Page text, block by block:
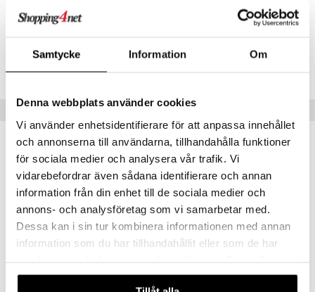
Samtycke Information Om
Denna webbplats använder cookies
Vi använder enhetsidentifierare för att anpassa innehållet
och annonserna till användarna, tillhandahålla funktioner
för sociala medier och analysera vår trafik. Vi
vidarebefordrar även sådana identifierare och annan
information från din enhet till de sociala medier och
annons- och analysföretag som vi samarbetar med.
Dessa kan i sin tur kombinera informationen med annan
information som du har tillhandahållit eller som de har
våra cookies vid fortsatt användande av vår webbplats.
Artikelnr
Populära produkter
-32%